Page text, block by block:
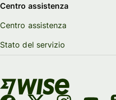
Centro assistenza
Centro assistenza
Stato del servizio